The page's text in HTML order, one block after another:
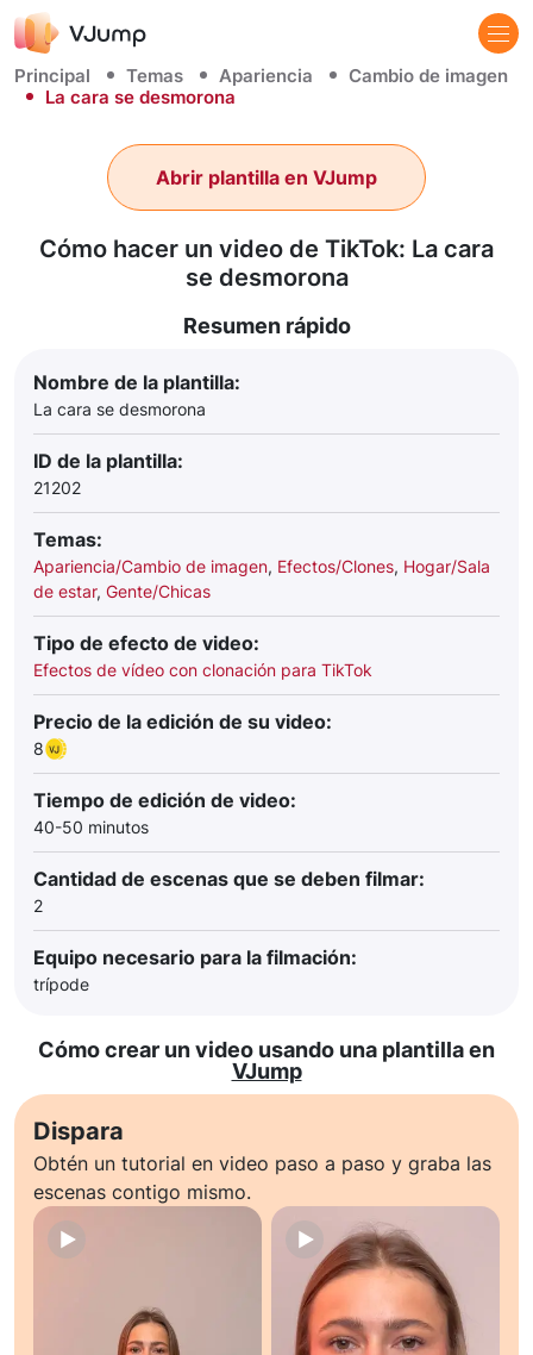
Principal Temas Apariencia
Cambio de imagen
La cara se desmorona
Cómo hacer un video de TikTok: La cara
se desmorona
Abrir plantilla en VJump
Resumen rápido
Nombre de la plantilla:
La cara se desmorona
ID de la plantilla:
21202
Temas:
Apariencia/Cambio de imagen, Efectos/Clones, Hogar/Sala
de estar, Gente/Chicas
Tipo de efecto de video:
Efectos de vídeo con clonación para TikTok
Precio de la edición de su video:
8
Tiempo de edición de video:
40-50 minutos
Cantidad de escenas que se deben filmar:
2
Equipo necesario para la filmación:
trípode
Cómo crear un video usando una plantilla en
VJump
Dispara
Obtén un tutorial en video paso a paso y graba las
escenas contigo mismo.